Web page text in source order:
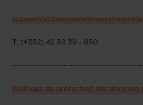
T: (+352) 42 39 39 - 850
Politique de protection des données